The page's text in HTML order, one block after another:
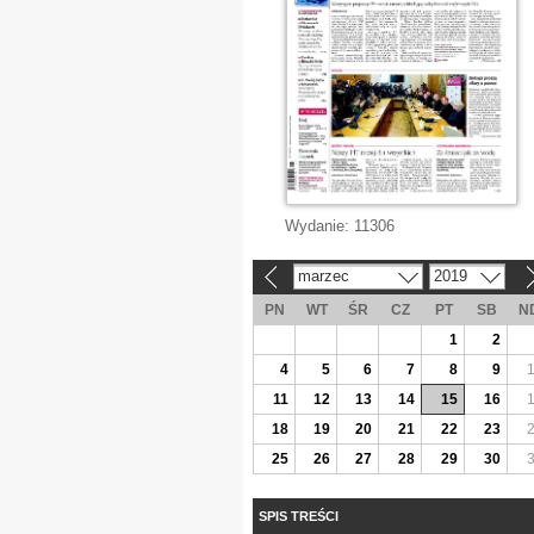
Wydanie: 11306
marzec 2019
PN WT ŚR CZ PT SB
1
2
4
5 6 7 8 9
11
12 13 14 15 16
18
19 20 21 22 23
25
26 27 28 29 30
SPIS TREŚCI